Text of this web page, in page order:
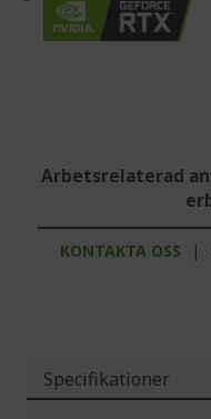
Arbetsrelaterad
KONTAKTA OSS |
Specifikationer